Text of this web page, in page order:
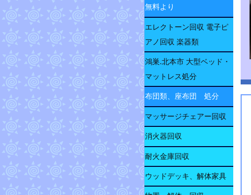
無料より
エレクトーン回収 電子ピ
アノ回収 楽器類
鴻巣.北本市 大型ベッド・
マットレス処分
布団類、座布団 処分
マッサージチェアー回収
消火器回収
耐火金庫回収
ウッドデッキ、解体家具